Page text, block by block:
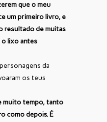
que o meu
um primeiro livro, e
resultado de muitas
o lixo antes
da
os teus
muito tempo, tanto
como depois. É